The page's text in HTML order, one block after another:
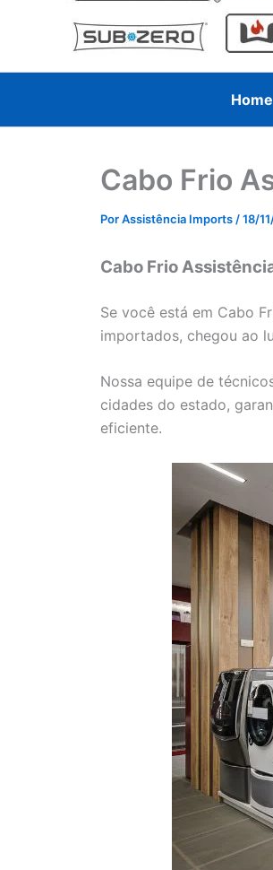
Home
Cabo Frio
PorAssistência Imports /18/
Cabo Frio
Se você está em Cabo
importados, chegou ao
Nossa equipe de
cidades do estado,
eficiente.